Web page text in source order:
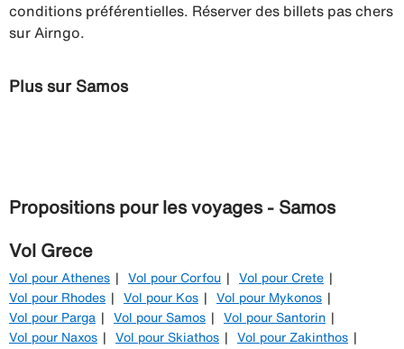
conditions préférentielles. Réserver des billets pas chers
sur Airngo.
Plus sur Samos
Propositions pour les voyages - Samos
Vol Grece
Vol pour Athenes Vol pour Corfou
Vol pour Crete
Vol pour Rhodes
Vol pour Kos
Vol pour Mykonos
Vol pour Parga
Vol pour Samos
Vol pour Santorin
Vol pour Naxos
Vol pour Skiathos
Vol pour Zakinthos